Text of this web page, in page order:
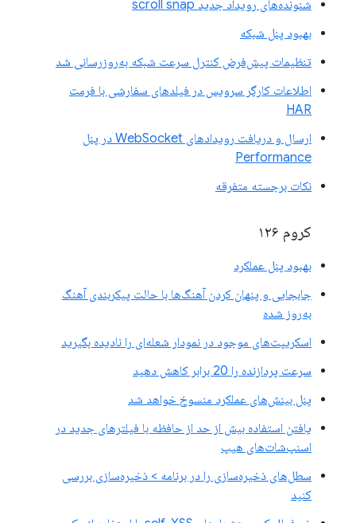
شنونده‌های رویداد جدید scroll snap
بهبود پنل شبکه
تنظیمات پیش‌فرض کنترل سرعت شبکه به‌روزرسانی شد
اطلاعات کارگر سرویس در فیلدهای سفارشی با فرمت
HAR
ارسال و دریافت رویدادهای WebSocket در پنل
Performance
نکات برجسته متفرقه
کروم ۱۲۶
بهبود پنل عملکرد
جابجایی و پنهان کردن آهنگ‌ها با حالت پیکربندی آهنگ
به‌روز شده
اسکریپت‌های موجود در نمودار شعله‌ای را نادیده بگیرید
سرعت پردازنده را 20 برابر کاهش دهید
پنل بینش‌های عملکرد منسوخ خواهد شد
یافتن استفاده بیش از حد از حافظه با فیلترهای جدید در
اسنپ‌شات‌های هیپ
سطل‌های ذخیره‌سازی را در برنامه > ذخیره‌سازی بررسی
کنید